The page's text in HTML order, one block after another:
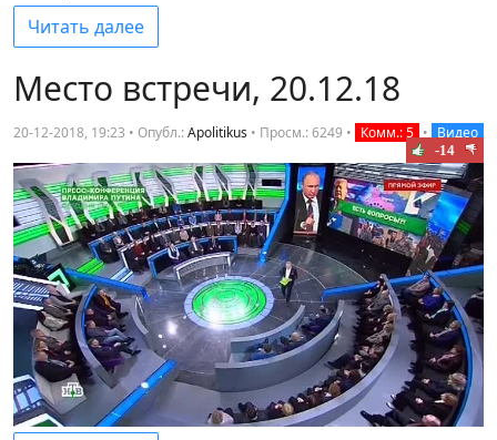
Читать далее
Место встречи, 20.12.18
20-12-2018, 19:23 • Опубл.:Apolitikus • Просм.: 6249 • Комм.: 5 • Видео
-14